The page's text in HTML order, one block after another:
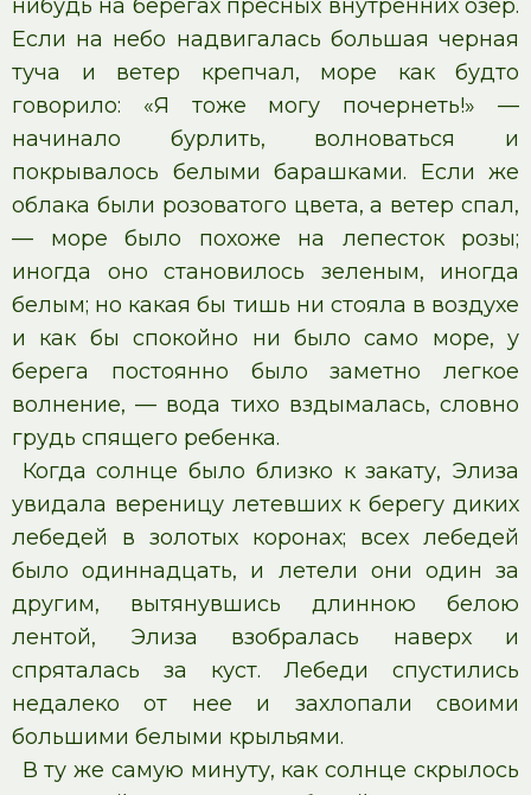
нибудь на берегах пресных внутренних озер.
Если на небо надвигалась большая черная
туча и ветер крепчал, море как будто
говорило: «Я тоже могу почернеть!» —
начинало бурлить, волноваться и
покрывалось белыми барашками. Если же
облака были розоватого цвета, а ветер спал,
— море было похоже на лепесток розы;
иногда оно становилось зеленым, иногда
белым; но какая бы тишь ни стояла в воздухе
и как бы спокойно ни было само море, у
берега постоянно было заметно легкое
волнение, — вода тихо вздымалась, словно
грудь спящего ребенка.
Когда солнце было близко к закату, Элиза
увидала вереницу летевших к берегу диких
лебедей в золотых коронах; всех лебедей
было одиннадцать, и летели они один за
другим, вытянувшись длинною белою
лентой, Элиза взобралась наверх и
спряталась за куст. Лебеди спустились
недалеко от нее и захлопали своими
большими белыми крыльями.
В ту же самую минуту, как солнце скрылось